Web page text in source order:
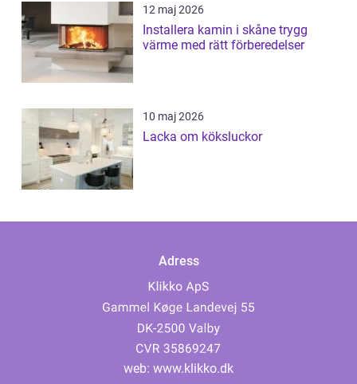
12 maj 2026
Installera kamin i skåne trygg
värme med rätt förberedelser
10 maj 2026
Lacka om köksluckor
Adress
web: www.klikko.dk